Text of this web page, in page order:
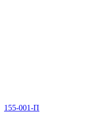
155-001-П